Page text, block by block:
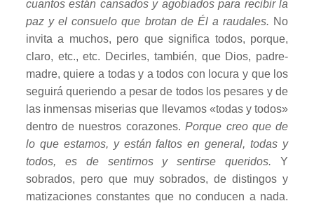
cuantos están cansados y agobiados para recibir la
paz y el consuelo que brotan de Él a raudales. No
invita a muchos, pero que significa todos, porque,
claro, etc., etc. Decirles, también, que Dios, padre-
madre, quiere a todas y a todos con locura y que los
seguirá queriendo a pesar de todos los pesares y de
las inmensas miserias que llevamos «todas y todos»
dentro de nuestros corazones.Porque creo que de
lo que estamos, y están faltos en general, todas y
todos, es de sentirnos y sentirse queridos. Y
sobrados, pero que muy sobrados, de distingos y
matizaciones constantes que no conducen a nada.